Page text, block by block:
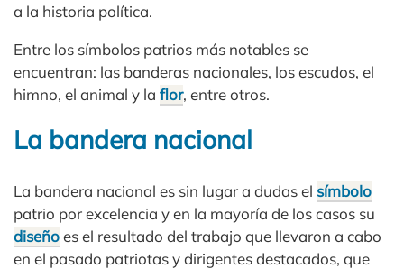
a la historia política.
Entre los símbolos patrios más notables se
encuentran: las banderas nacionales, los escudos, el
himno, el animal y la flor, entre otros.
La bandera nacional
La bandera nacional es sin lugar a dudas el símbolo
patrio por excelencia y en la mayoría de los casos su
diseñoes el resultado del trabajo que llevaron a cabo
en el pasado patriotas y dirigentes destacados, que